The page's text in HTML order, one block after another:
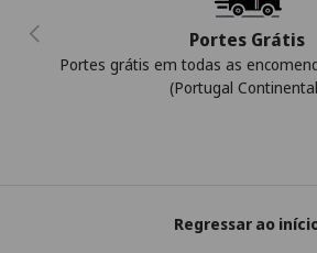
Anterior Portes Grátis
Portes grátis em todas as
(Portugal
Regressar ao